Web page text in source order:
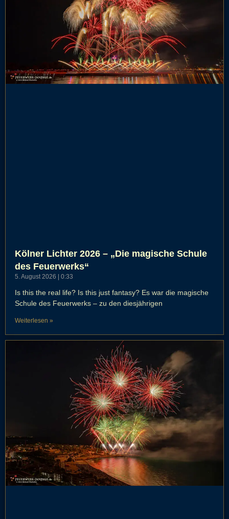
Kölner Lichter 2026 – „Die magische Schule
des Feuerwerks“
5. August 2026 0:33
Is this the real life? Is this just fantasy? Es war die magische
Schule des Feuerwerks – zu den diesjährigen
Weiterlesen »